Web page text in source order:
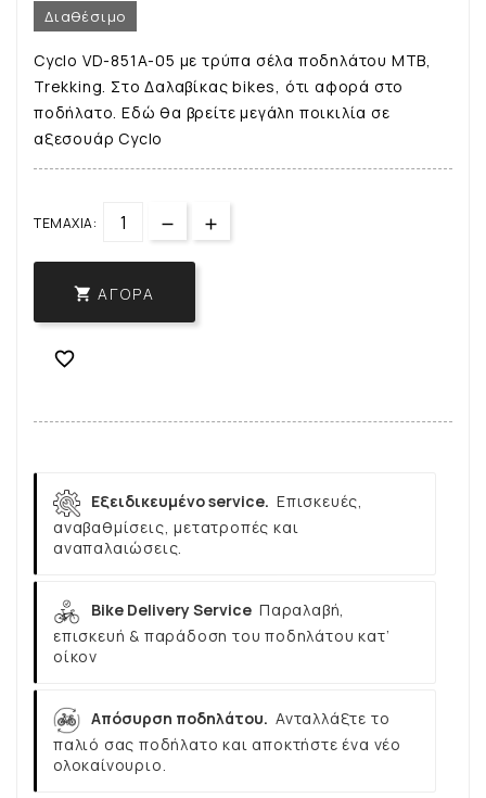
Διαθέσιμο
Cyclo VD-851Α-05 με τρύπα σέλα ποδηλάτου MTB,
Trekking. Στο Δαλαβίκας bikes, ότι αφορά στο
ποδήλατο. Εδώ θα βρείτε μεγάλη ποικιλία σε
αξεσουάρ Cyclo
ΤΕΜΆΧΙΑ:
 ΑΓΟΡΆ

Εξειδικευμένο service. Επισκευές,
αναβαθμίσεις, μετατροπές και
αναπαλαιώσεις.
Bike Delivery Service Παραλαβή,
επισκευή & παράδοση του ποδηλάτου κατ’
οίκον
Απόσυρση ποδηλάτου. Ανταλλάξτε το
παλιό σας ποδήλατο και αποκτήστε ένα νέο
ολοκαίνουριο.